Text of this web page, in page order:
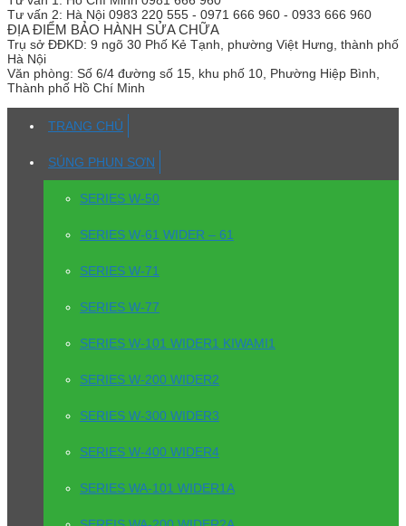
Tư vấn 2: Hà Nội 0983 220 555 - 0971 666 960 - 0933 666 960
ĐỊA ĐIỂM BẢO HÀNH SỬA CHỮA
Trụ sở ĐĐKD: 9 ngõ 30 Phố Kẻ Tạnh, phường Việt Hưng, thành phố
Hà Nội
Văn phòng: Số 6/4 đường số 15, khu phố 10, Phường Hiệp Bình,
Thành phố Hồ Chí Minh
TRANG CHỦ
SÚNG PHUN SƠN
SERIES W-50
SERIES W-61 WIDER – 61
SERIES W-71
SERIES W-77
SERIES W-101 WIDER1 KIWAMI1
SERIES W-200 WIDER2
SERIES W-300 WIDER3
SERIES W-400 WIDER4
SERIES WA-101 WIDER1A